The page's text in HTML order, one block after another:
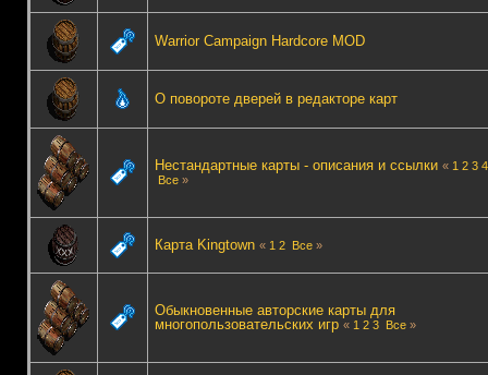
Warrior Campaign Hardcore MOD
О повороте дверей в редакторе карт
Нестандартные карты - описания и ссылки « 1 2 3 4
Все»
Карта Kingtown « 1 2 Все»
Обыкновенные авторские карты для
многопользовательских игр « 1 2 3 Все»